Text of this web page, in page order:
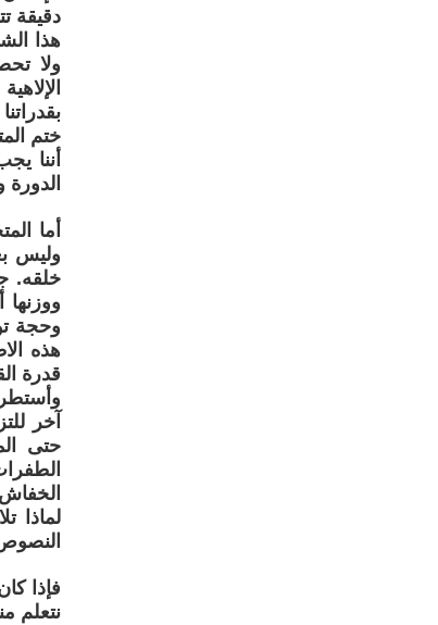
دقيقة
هذا
ولا
ختم
أننا
أما
وليس
خلقه.
وحجة
هذه
قدرة
آخر
حتى
لماذا
فإذا
نتعلم